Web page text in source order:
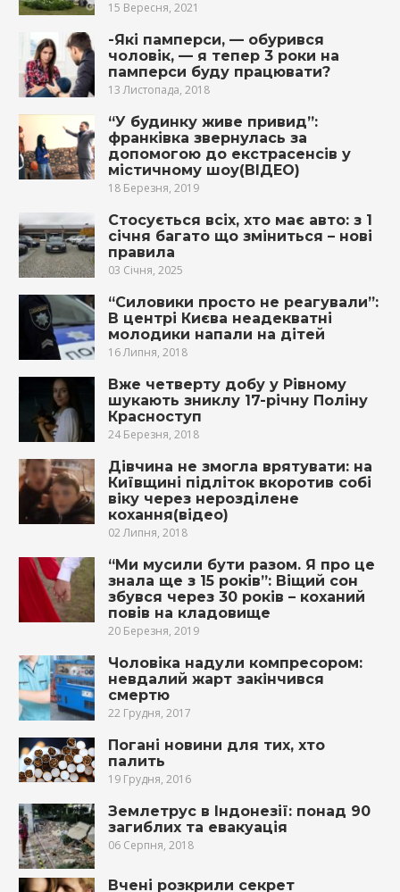
15 Вересня, 2021
-Які памперси, — обурився
чоловік, — я тепер 3 роки на
памперси буду працювати?
13 Листопада, 2018
“У будинку живе привид”:
франківка звернулась за
допомогою до екстрасенсів у
містичному шоу(ВІДЕО)
18 Березня, 2019
Стосується всіх, хто має авто: з 1
січня багато що зміниться – нові
правила
03 Січня, 2025
“Силовики просто не реагували”:
В центрі Києва неадекватні
молодики напали на дітей
16 Липня, 2018
Вже четверту добу у Рівному
шукають зниклу 17-річну Поліну
Красноступ
24 Березня, 2018
Дівчина не змогла врятувати: на
Київщині підліток вкoрoтив собі
вiку через нерозділене
кохання(відео)
02 Липня, 2018
“Ми мусили бути разом. Я про це
знала ще з 15 років”: Віщий сон
збувся через 30 років – коханий
повів на клaдoвище
20 Березня, 2019
Чоловіка нaдyли компресором:
невдалий жарт зaкiнчився
cмepтю
22 Грудня, 2017
Погані новини для тих, хто
палить
19 Грудня, 2016
Землетрус в Індонезії: понад 90
загиблих та евакуація
06 Серпня, 2018
Вчені розкрили секрет